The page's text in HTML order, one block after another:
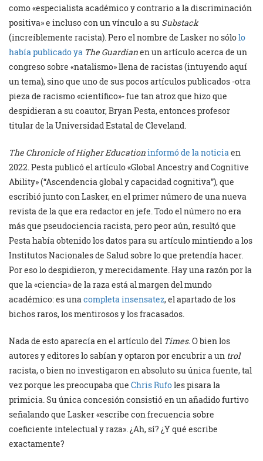
como «especialista académico y contrario a la discriminación
positiva» e incluso con un vínculo a su Substack
(increíblemente racista). Pero el nombre de Lasker no sólolo
había publicado ya The Guardianen un artículo acerca de un
congreso sobre «natalismo» llena de racistas (intuyendo aquí
un tema), sino que uno de sus pocos artículos publicados -otra
pieza de racismo «científico»- fue tan atroz que hizo que
despidieran a su coautor, Bryan Pesta, entonces profesor
titular de la Universidad Estatal de Cleveland.
The Chronicle of Higher Educationinformó de la noticiaen
2022. Pesta publicó el artículo «Global Ancestry and Cognitive
Ability» (“Ascendencia global y capacidad cognitiva”), que
escribió junto con Lasker, en el primer número de una nueva
revista de la que era redactor en jefe. Todo el número no era
más que pseudociencia racista, pero peor aún, resultó que
Pesta había obtenido los datos para su artículo mintiendo a los
Institutos Nacionales de Salud sobre lo que pretendía hacer.
Por eso lo despidieron, y merecidamente. Hay una razón por la
que la «ciencia» de la raza está al margen del mundo
académico: es unacompleta insensatez, el apartado de los
bichos raros, los mentirosos y los fracasados.
Nada de esto aparecía en el artículo del Times. O bien los
autores y editores lo sabían y optaron por encubrir a un trol
racista, o bien no investigaron en absoluto su única fuente, tal
vez porque les preocupaba que Chris Rufoles pisara la
primicia. Su única concesión consistió en un añadido furtivo
señalando que Lasker «escribe con frecuencia sobre
coeficiente intelectual y raza». ¿Ah, sí? ¿Y qué escribe
exactamente?